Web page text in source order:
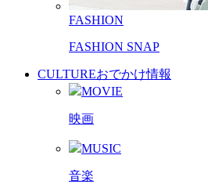
FASHION
FASHION SNAP
CULTUREおでかけ情報
MOVIE
映画
MUSIC
音楽